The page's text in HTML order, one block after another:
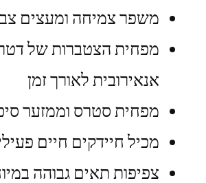
משפר צמיחה ומעצים
מפחית הצטברות של
אנאירובית לאורך זמן
מפחית סטרס וממזער
מכיל חיידקים חיים
צפיפות תאים גבוהה